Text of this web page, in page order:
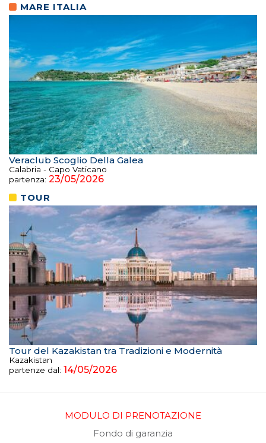
MARE ITALIA
Veraclub Scoglio Della Galea
Calabria - Capo Vaticano
partenza: 23/05/2026
TOUR
Tour del Kazakistan tra Tradizioni e Modernità
Kazakistan
partenze dal: 14/05/2026
MODULO DI PRENOTAZIONE
Fondo di garanzia